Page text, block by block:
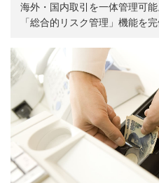
海外・国内取引を一体管理可
「総合的リスク管理」機能を完